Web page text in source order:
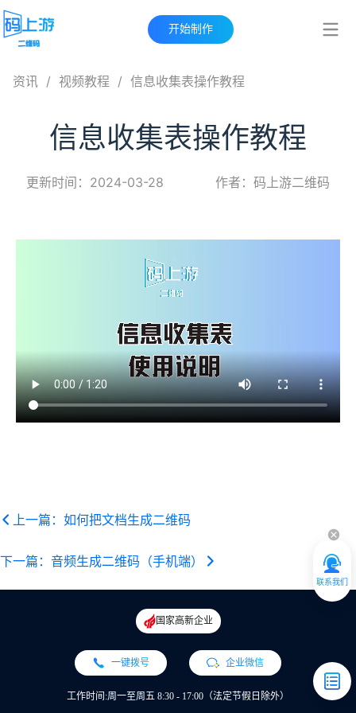
开始制作
联系我们
资讯 / 视频教程 / 信息收集表操作教程
信息收集表操作教程
更新时间：2024-03-28 作者：码上游二维码
上一篇：如何把文档生成二维码
下一篇：音频生成二维码（手机端）
国家高新企业
一键拨号 企业微信
工作时间:周一至周五 8:30 - 17:00（法定节假日除外）